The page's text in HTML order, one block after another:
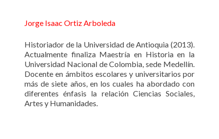
Jorge Isaac Ortiz Arboleda
Historiador de la Universidad de Antioquia (2013).
Actualmente finaliza Maestría en Historia en la
Universidad Nacional de Colombia, sede Medellín.
Docente en ámbitos escolares y universitarios por
más de siete años, en los cuales ha abordado con
diferentes énfasis la relación Ciencias Sociales,
Artes y Humanidades.